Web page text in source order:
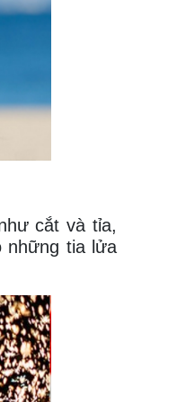
cắt và tỉa,
những tia lửa